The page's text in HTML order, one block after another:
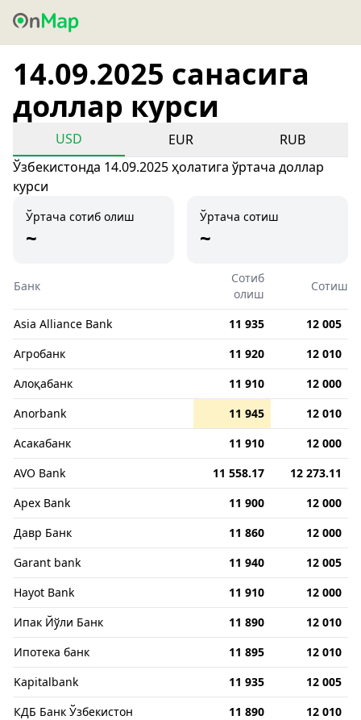
14.09.2025 санасига
доллар курси
USD EUR
RUB
Ўзбекистонда 14.09.2025 ҳолатига ўртача доллар
курси
Ўртача сотиб олиш
~
Ўртача сотиш
~
Банк
Сотиб
олиш
Сотиш
Asia Alliance Bank 11 935
12 005
Агробанк
11 920
12 010
Алоқабанк
11 910
12 000
Anorbank
11 945
12 010
Асакабанк
11 910
12 000
AVO Bank
11 558.17
12 273.11
Apex Bank
11 900
12 000
Давр Банк
11 860
12 000
Garant bank
11 940
12 005
Hayot Bank
11 910
12 000
Ипак Йўли Банк
11 890
12 010
Ипотека банк
11 895
12 010
Kapitalbank
11 935
12 005
КДБ Банк Ўзбекистон
11 890
12 010